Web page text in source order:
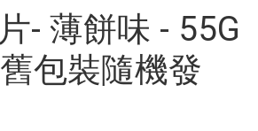
- 薄餅味 - 55G
包裝隨機發